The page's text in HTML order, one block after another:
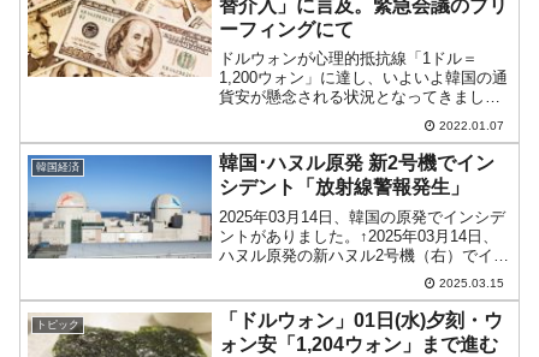
替介入」に言及。緊急会議のブリ
ーフィングにて
ドルウォンが心理的抵抗線「1ドル＝
1,200ウォン」に達し、いよいよ韓国の通
貨安が懸念される状況となってきまし
た。1,200ウォン突破が（日足で）確定し
たのは2020年07月27日以来のことです。
韓国経済は、これまで1,200ウォンに達す
る...
2022.01.07
韓国経済
韓国･ハヌル原発 新2号機でイン
シデント「放射線警報発生」
2025年03月14日、韓国の原発でインシデ
ントがありました。↑2025年03月14日、
ハヌル原発の新ハヌル2号機（右）でイン
シデントが発生しました。新ハヌル2号機
原子炉補助建屋内で放射線警報発生原子
力安全委員会（委員長：チェ・ウォノ、
以...
2025.03.15
トピック
「ドルウォン」01日(水)夕刻・ウ
ォン安「1,204ウォン」まで進む